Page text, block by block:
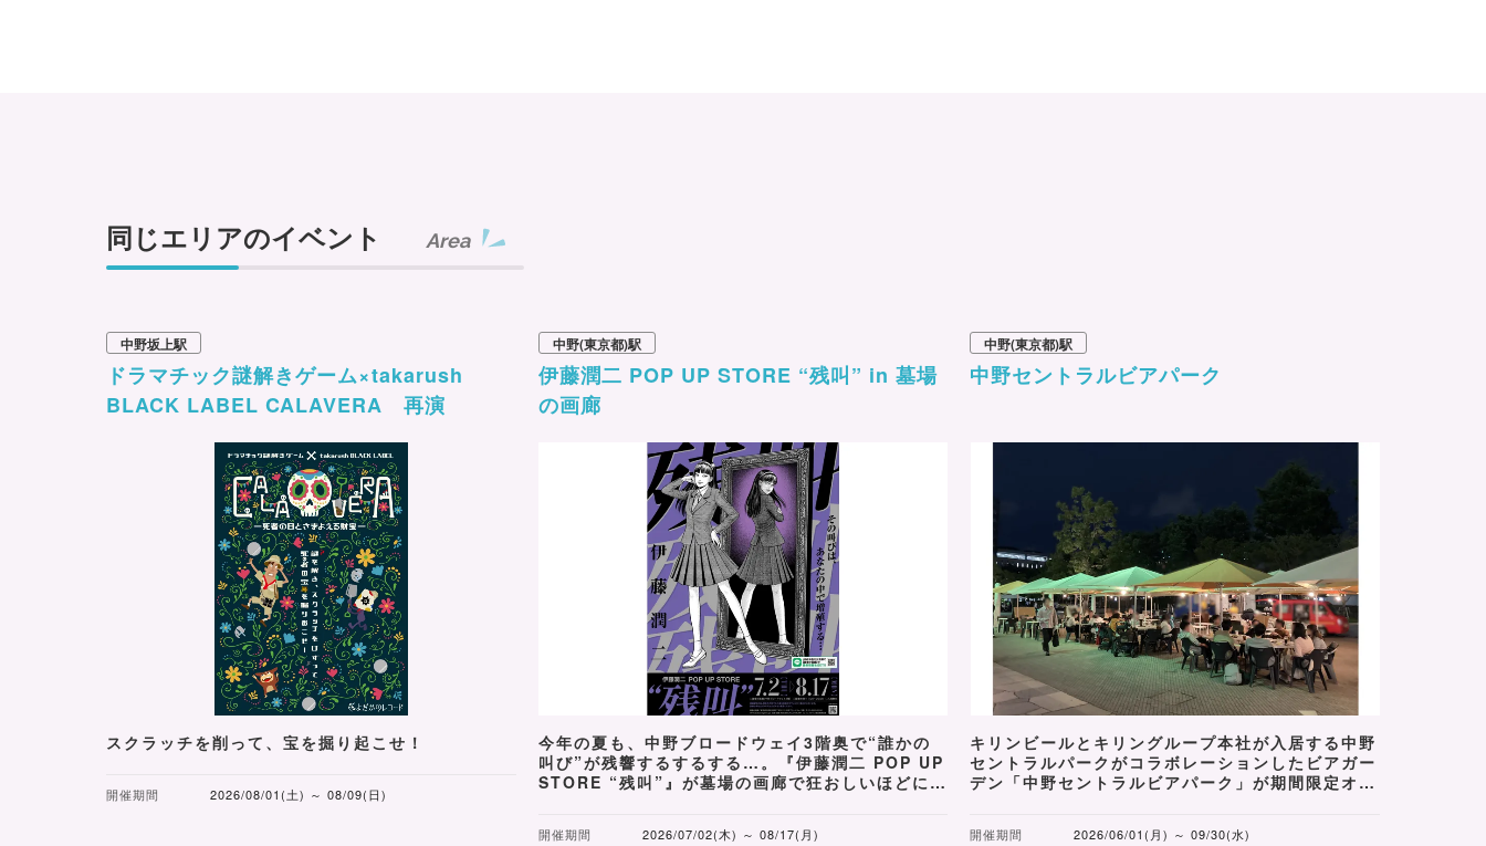
同じエリアのイベント Area
中野坂上駅
ドラマチック謎解きゲーム×takarush
BLACK LABEL CALAVERA 再演
スクラッチを削って、宝を掘り起こせ！
開催期間 2026/08/01(土) ～ 08/09(日)
中野(東京都)駅
伊藤潤二 POP UP STORE “残叫” in 墓場
の画廊
今年の夏も、中野ブロードウェイ3階奥で“誰かの
叫び”が残響するするする…。『伊藤潤二 POP UP
STORE “残叫”』が墓場の画廊で狂おしいほどに開
開催期間 2026/07/02(木) ～ 08/17(月)
中野(東京都)駅
中野セントラルビアパーク
キリンビールとキリングループ本社が入居する中野
セントラルパークがコラボレーションしたビアガー
デン「中野セントラルビアパーク」が期間限定オー
開催期間 2026/06/01(月) ～ 09/30(水)